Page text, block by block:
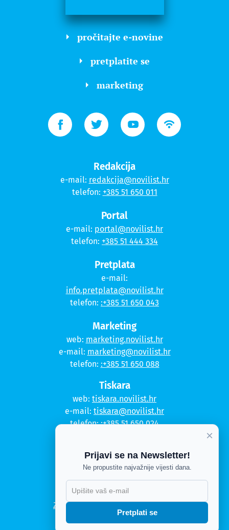
pročitajte e-novine
pretplatite se
marketing
Redakcija
e-mail: redakcija@novilist.hr
telefon: +385 51 650 011
Portal
e-mail: portal@novilist.hr
telefon: +385 51 444 334
Pretplata
e-mail:
info.pretplata@novilist.hr
telefon: :+385 51 650 043
Marketing
web: marketing.novilist.hr
e-mail: marketing@novilist.hr
telefon: :+385 51 650 088
Tiskara
web: tiskara.novilist.hr
e-mail: tiskara@novilist.hr
telefon::+385 51 650 024
Kontakt
Politika privatnosti
Politika kolačića
Zahtjev za pristup informacijama
Impressum
×
Prijavi se na Newsletter!
Ne propustite najvažnije vijesti dana.
Pretplati se